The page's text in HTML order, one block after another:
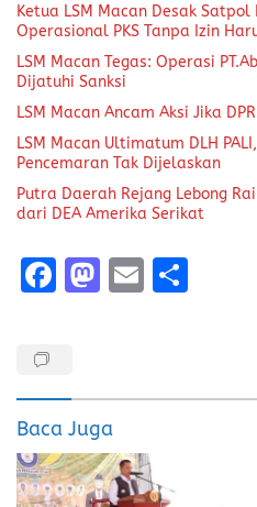
Ketua LSM Macan Desak Satpol
Operasional PKS Tanpa Izin
LSM Macan Tegas: Operasi
Dijatuhi Sanksi
LSM Macan Ancam Aksi Jika
LSM Macan Ultimatum DLH
Pencemaran Tak Dijelaskan
Putra Daerah Rejang Lebong
dari DEA Amerika Serikat
F
o
o
k
M
d
o
n
E
Baca Juga